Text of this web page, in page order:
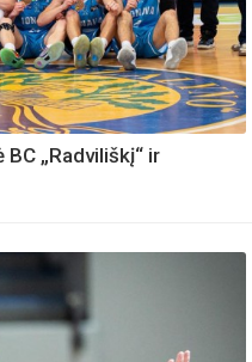
„Radviliškį“ ir